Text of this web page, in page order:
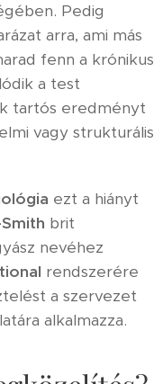
Pedig
arra, ami más
fenn a krónikus
a test
tartós eredményt
vagy strukturális
ezt a hiányt
brit
nevéhez
rendszerére
a szervezet
alkalmazza.